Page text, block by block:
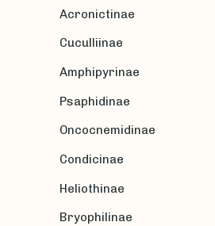
Acronictinae
Cuculliinae
Amphipyrinae
Psaphidinae
Oncocnemidinae
Condicinae
Heliothinae
Bryophilinae